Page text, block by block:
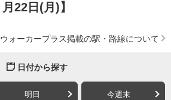
月22日(月)】
ウォーカープラス掲載の駅・路線について
日付から探す
明日 今週末